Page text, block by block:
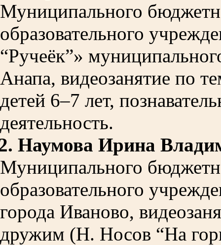
Муниципального
образовательного
“Ручеёк”»
Анапа, видеозанятие по
детей 6–7 лет,
деятельность.
Наумова Ирина
Муниципального
образовательного
города Иваново,
дружим (Н. Носов “На